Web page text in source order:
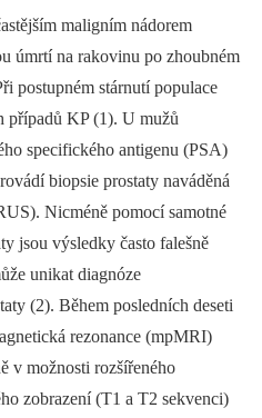
maligním nádorem
úmrtí na rakovinu po zhoubném
postupném stárnutí populace
případů KP (1). U mužů
specifického antigenu (PSA)
biopsie prostaty naváděná
Nicméně pomocí samotné
jsou výsledky často falešně
unikat diagnóze
(2). Během posledních deseti
rezonance (mpMRI)
v možnosti rozšířeného
zobrazení (T1 a T2 sekvenci)